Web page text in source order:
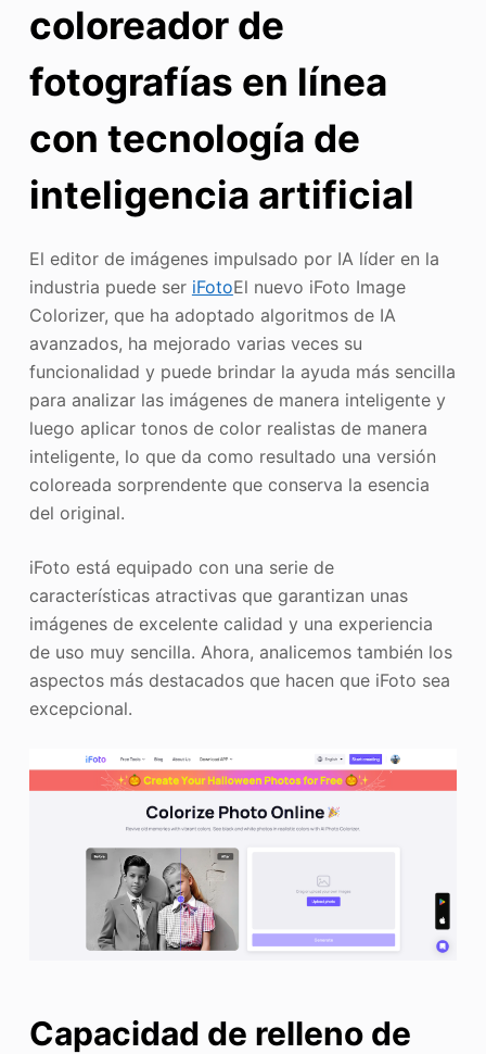
coloreador de
fotografías en línea
con tecnología de
inteligencia artificial
El editor de imágenes impulsado por IA líder en la
industria puede ser iFotoEl nuevo iFoto Image
Colorizer, que ha adoptado algoritmos de IA
avanzados, ha mejorado varias veces su
funcionalidad y puede brindar la ayuda más sencilla
para analizar las imágenes de manera inteligente y
luego aplicar tonos de color realistas de manera
inteligente, lo que da como resultado una versión
coloreada sorprendente que conserva la esencia
del original.
iFoto está equipado con una serie de
características atractivas que garantizan unas
imágenes de excelente calidad y una experiencia
de uso muy sencilla. Ahora, analicemos también los
aspectos más destacados que hacen que iFoto sea
excepcional.
Capacidad de relleno de